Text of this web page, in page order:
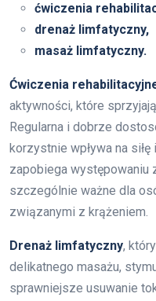
ćwiczenia
drenaż limfatyczny,
masaż limfatyczny.
Ćwiczenia
aktywności, które
Regularna i dobrze
korzystnie wpływa na
zapobiega występowaniu
szczególnie ważne dla
związanymi z krążeniem.
Drenaż limfatyczny,
delikatnego masażu,
sprawniejsze usuwanie